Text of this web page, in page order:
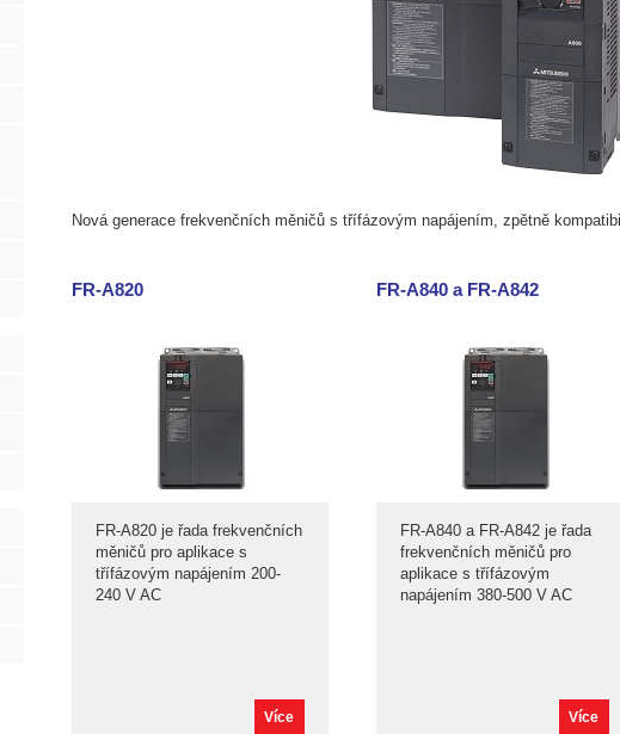
Nová generace frekvenčních měničů s třífázovým napájením, zpětně
FR-A820
FR-A820 je řada frekvenčních
měničů pro aplikace s
třífázovým napájením 200-
240 V AC
Více
FR-A840 a FR-A842
FR-A840 a FR-A842 je řada
frekvenčních měničů pro
aplikace s třífázovým
napájením 380-500 V AC
Více